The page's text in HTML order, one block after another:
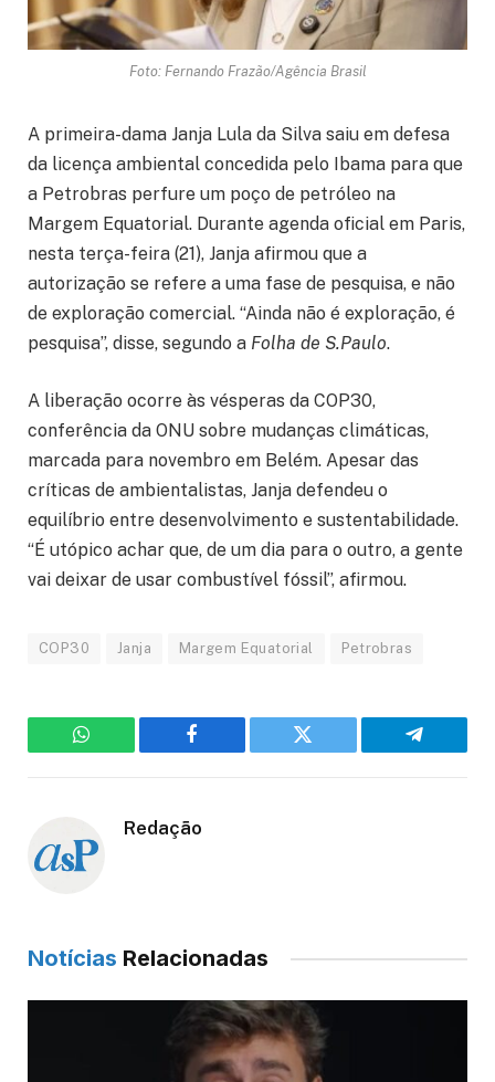
Foto: Fernando Frazão/Agência Brasil
A primeira-dama Janja Lula da Silva saiu em defesa
da licença ambiental concedida pelo Ibama para que
a Petrobras perfure um poço de petróleo na
Margem Equatorial. Durante agenda oficial em Paris,
nesta terça-feira (21), Janja afirmou que a
autorização se refere a uma fase de pesquisa, e não
de exploração comercial. “Ainda não é exploração, é
pesquisa”, disse, segundo a Folha de S.Paulo.
A liberação ocorre às vésperas da COP30,
conferência da ONU sobre mudanças climáticas,
marcada para novembro em Belém. Apesar das
críticas de ambientalistas, Janja defendeu o
equilíbrio entre desenvolvimento e sustentabilidade.
“É utópico achar que, de um dia para o outro, a gente
vai deixar de usar combustível fóssil”, afirmou.
COP30 Janja Margem Equatorial Petrobras
WhatsApp Facebook Twitter Telegram
Redação
Notícias Relacionadas